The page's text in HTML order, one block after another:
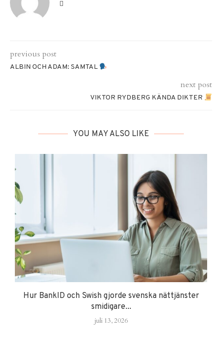
previous post
ALBIN OCH ADAM: SAMTAL
next post
VIKTOR RYDBERG KÄNDA DIKTER
YOU MAY ALSO LIKE
Hur BankID och Swish gjorde svenska nättjänster
smidigare...
juli 13, 2026